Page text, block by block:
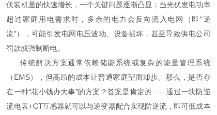
伏装机量的快速增长，一个关键问题逐渐凸显： 当光伏发电功率
超过家庭用电需求时，多余的电力会反向流入电网（即“逆
流”），可能引发电网电压波动、设备损坏，甚至导致供电公司
罚款或强制断电。
传统解决方案通常依赖储能系统或复杂的能量管理系统
（EMS），但高昂的成本让普通家庭望而却步。那么，是否存
在一种“花小钱办大事”的方案？答案是肯定的——通过一块防逆
流电表+CT互感器就可以与逆变器配合实现防逆流 ，即可低成本